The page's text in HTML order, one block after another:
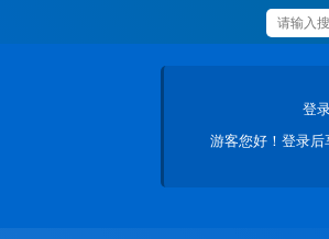
登
游客您好！登录后